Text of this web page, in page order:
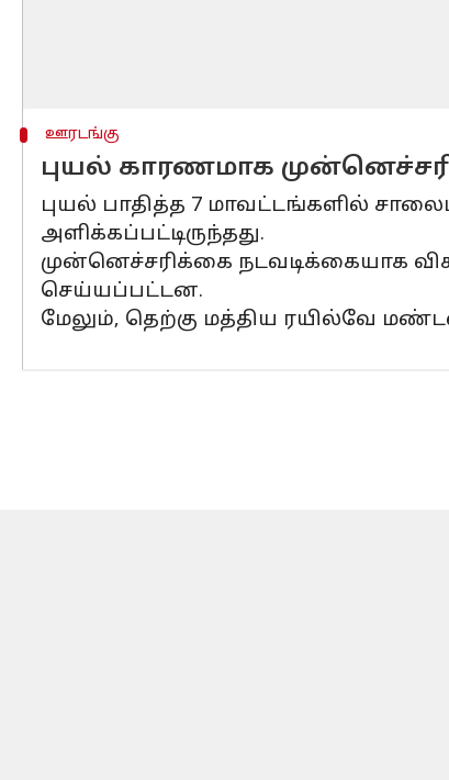
ஊரடங்கு
புயல் காரணமாக
புயல் பாதித்த 7 மாவட்டங்களில்
அளிக்கப்பட்டிருந்தது.
முன்னெச்சரிக்கை நடவடிக்கையாக
செய்யப்பட்டன.
மேலும், தெற்கு மத்திய ரயில்வே